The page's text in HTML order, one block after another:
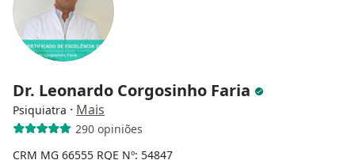
Dr. Leonardo Corgosinho Faria
Psiquiatra · Mais
290 opiniões
CRM MG 66555 RQE Nº: 54847